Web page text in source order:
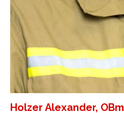
Holzer Alexander, OBm